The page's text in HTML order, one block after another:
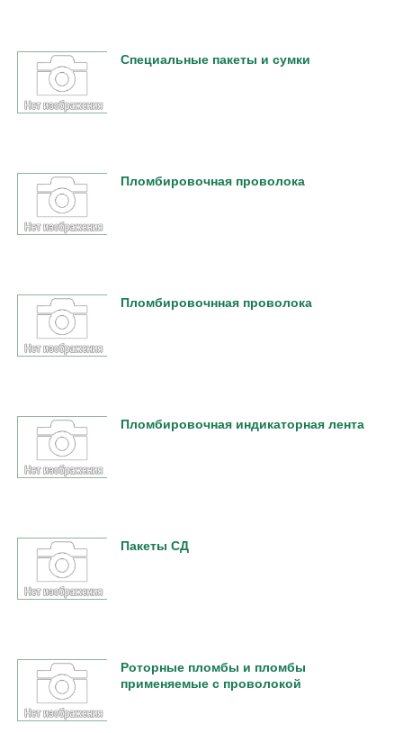
Специальные пакеты и сумки
Пломбировочная проволока
Пломбировочнная проволока
Пломбировочная индикаторная лента
Пакеты СД
Роторные пломбы и пломбы
применяемые с проволокой